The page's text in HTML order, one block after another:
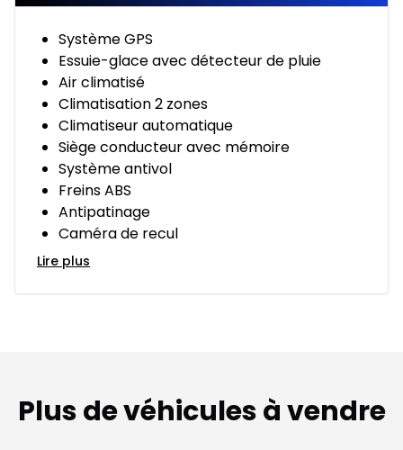
Système GPS
Essuie-glace avec détecteur de pluie
Air climatisé
Climatisation 2 zones
Climatiseur automatique
Siège conducteur avec mémoire
Système antivol
Freins ABS
Antipatinage
Caméra de recul
Lire plus
Plus de véhicules à vendre